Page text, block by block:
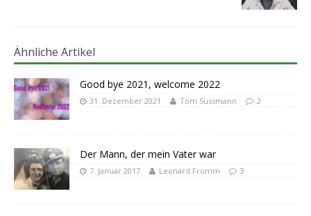
Ähnliche Artikel
Good bye 2021, welcome 2022
31. Dezember 2021 Tom Süssmann 2
Der Mann, der mein Vater war
7. Januar 2017 Leonard Fromm 3